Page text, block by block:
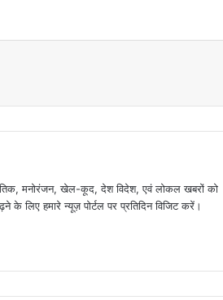
मनोरंजन, खेल-कूद, देश विदेश, एवं लोकल खबरों को
लिए हमारे न्यूज़ पोर्टल पर प्रतिदिन विजिट करें।